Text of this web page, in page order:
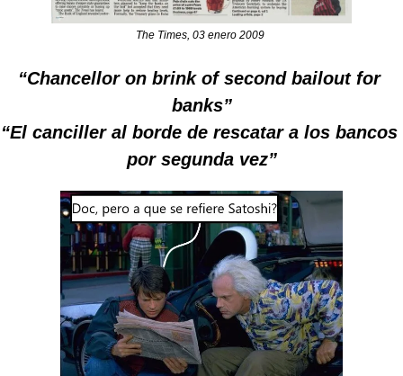
The Times, 03 enero 2009
“Chancellor on brink of second bailout for
banks”
“El canciller al borde de rescatar a los bancos
por segunda vez”